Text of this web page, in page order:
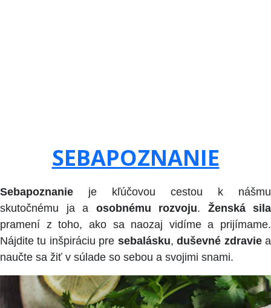
SEBAPOZNANIE
Sebapoznanie je kľúčovou cestou k nášmu
skutočnému ja a osobnému rozvoju. Ženská sila
pramení z toho, ako sa naozaj vidíme a prijímame.
Nájdite tu inšpiráciu pre sebalásku,duševné zdraviea
naučte sa žiť v súlade so sebou a svojimi snami.